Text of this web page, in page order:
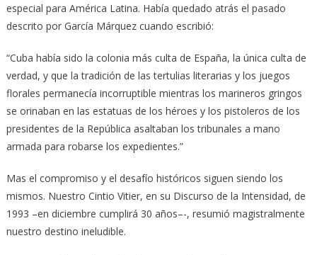
especial para América Latina. Había quedado atrás el pasado
descrito por García Márquez cuando escribió:
“Cuba había sido la colonia más culta de España, la única culta de
verdad, y que la tradición de las tertulias literarias y los juegos
florales permanecía incorruptible mientras los marineros gringos
se orinaban en las estatuas de los héroes y los pistoleros de los
presidentes de la República asaltaban los tribunales a mano
armada para robarse los expedientes.”
Mas el compromiso y el desafío históricos siguen siendo los
mismos. Nuestro Cintio Vitier, en su Discurso de la Intensidad, de
1993 –en diciembre cumplirá 30 años–-, resumió magistralmente
nuestro destino ineludible.